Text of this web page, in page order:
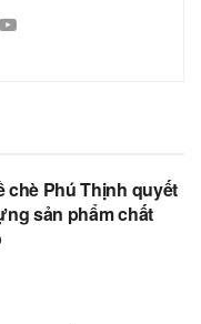
chè Phú Thịnh quyết
sản phẩm chất